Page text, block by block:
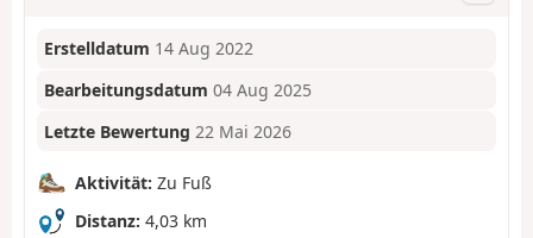
Erstelldatum 14 Aug 2022
Bearbeitungsdatum 04 Aug 2025
Letzte Bewertung 22 Mai 2026
Aktivität: Zu Fuß
Distanz: 4,03 km